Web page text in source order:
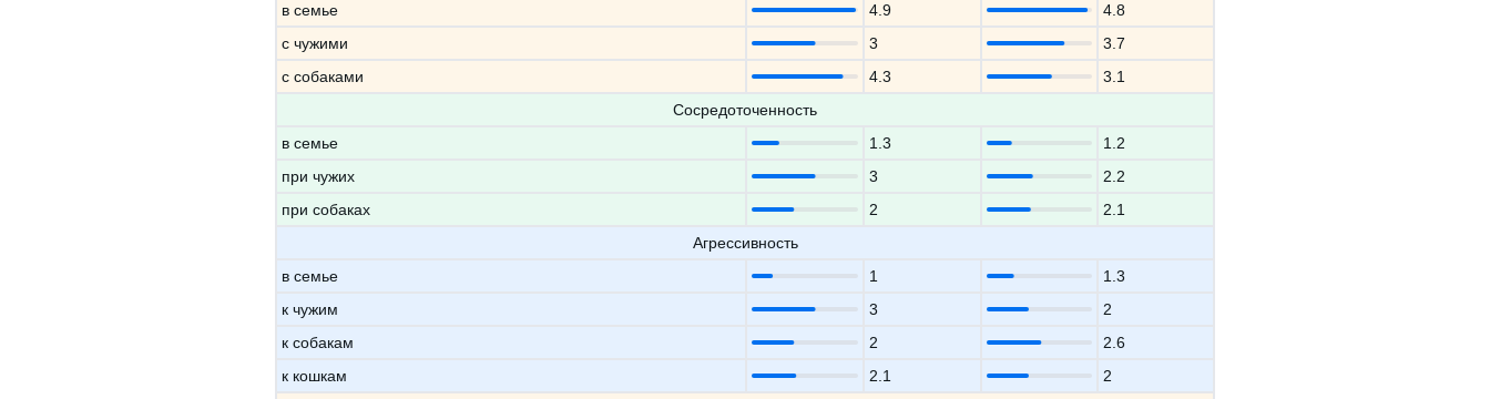
в семье
4.9
4.8
с чужими
3
3.7
с собаками
4.3
3.1
Сосредоточенность
в семье
1.3
1.2
при чужих
3
2.2
при собаках
2
2.1
Агрессивность
в семье
1
1.3
к чужим
3
2
к собакам
2
2.6
к кошкам
2.1
2